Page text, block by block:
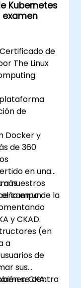
Kubernetes
de
The Linux
de
Docker y
de 360
en una
campo de la
a nuestros
en un
y CKAD.
(en
a
de
sus
CKA.
se centra